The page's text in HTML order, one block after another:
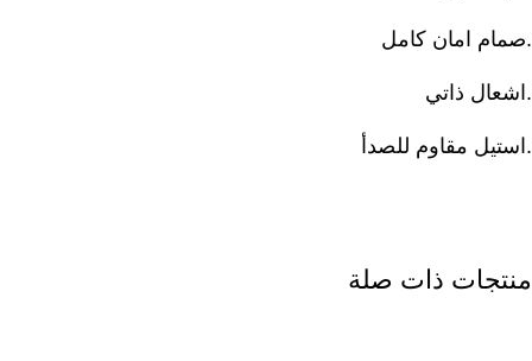
.صمام امان كامل
.اشعال ذاتي
.استيل مقاوم للصدأ
منتجات ذات صلة